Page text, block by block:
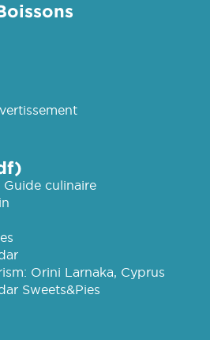
Guide culinaire
Orini Larnaka, Cyprus
Sweets&Pies